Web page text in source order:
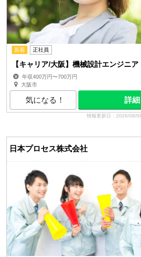
新着 正社員
【キャリア/大阪】機械設計エンジニア
年収400万円〜700万円
大阪市
気になる！ 詳
情報更新日：2026/08/
日本プロセス株式会社